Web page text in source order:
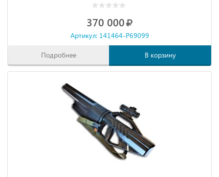
370 000
Артикул: 141464-P69099
Подробнее В корзину